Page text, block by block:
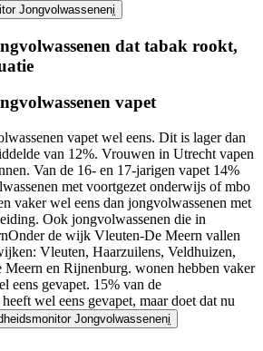
Jongvolwasseneni
dat tabak rookt,
vapet
vapet wel eens. Dit is lager dan
van 12%. Vrouwen in Utrecht vapen
Van de 16- en 17-jarigen vapet 14%
met voortgezet onderwijs of mbo
vaker wel eens dan jongvolwassenen met
Ook jongvolwassenen die in
Onder de wijk Vleuten-De Meern vallen
Vleuten, Haarzuilens, Veldhuizen,
en Rijnenburg. wonen hebben vaker
eens gevapet. 15% van de
wel eens gevapet, maar doet dat nu
Jongvolwasseneni